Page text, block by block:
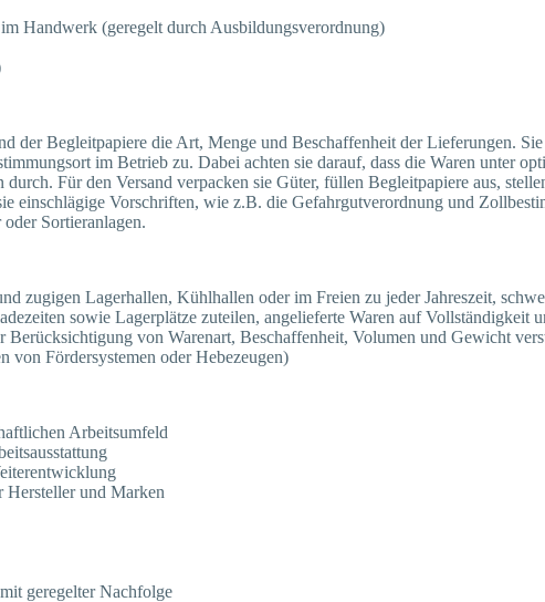
Handwerk (geregelt durch Ausbildungsverordnung)
der Begleitpapiere die Art, Menge und Beschaffenheit der Lieferungen.
im Betrieb zu. Dabei achten sie darauf, dass die Waren unter
Für den Versand verpacken sie Güter, füllen Begleitpapiere aus,
einschlägige Vorschriften, wie z.B. die Gefahrgutverordnung und
Sortieranlagen.
zugigen Lagerhallen, Kühlhallen oder im Freien zu jeder Jahreszeit,
sowie Lagerplätze zuteilen, angelieferte Waren auf Vollständigkeit
von Warenart, Beschaffenheit, Volumen und Gewicht
von Fördersystemen oder Hebezeugen)
Arbeitsumfeld
Hersteller und Marken
geregelter Nachfolge